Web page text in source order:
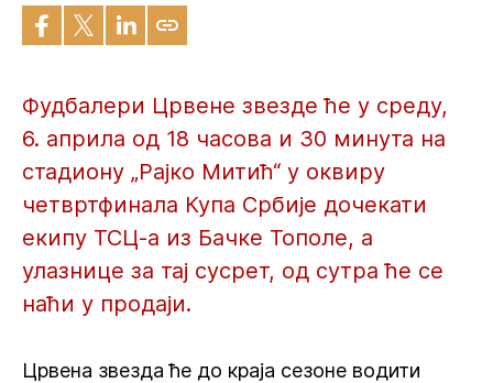
Фудбалери Црвене звезде ће у среду,
6. априла од 18 часова и 30 минута на
стадиону „Рајко Митић“ у оквиру
четвртфинала Купа Србије дочекати
екипу ТСЦ-а из Бачке Тополе, а
улазнице за тај сусрет, од сутра ће се
наћи у продаји.
Црвена звезда ће до краја сезоне водити